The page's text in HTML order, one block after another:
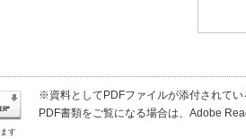
す
※資料としてPDFファイルが添付されてい
PDF書類をご覧になる場合は、Adobe